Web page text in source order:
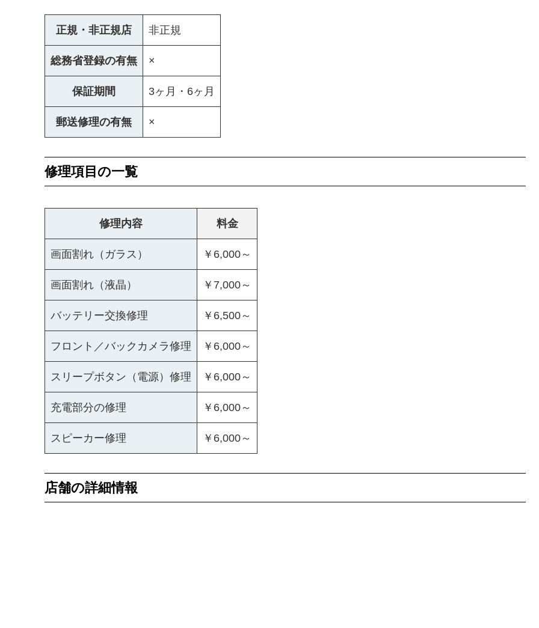
正規・非正規店 非正規
総務省登録の有無 ×
保証期間 3ヶ月・6ヶ月
郵送修理の有無 ×
修理項目の一覧
修理内容 料金
画面割れ（ガラス） ￥6,000～
画面割れ（液晶） ￥7,000～
バッテリー交換修理 ￥6,500～
フロント／バックカメラ修理 ￥6,000～
スリープボタン（電源）修理 ￥6,000～
充電部分の修理 ￥6,000～
スピーカー修理 ￥6,000～
店舗の詳細情報